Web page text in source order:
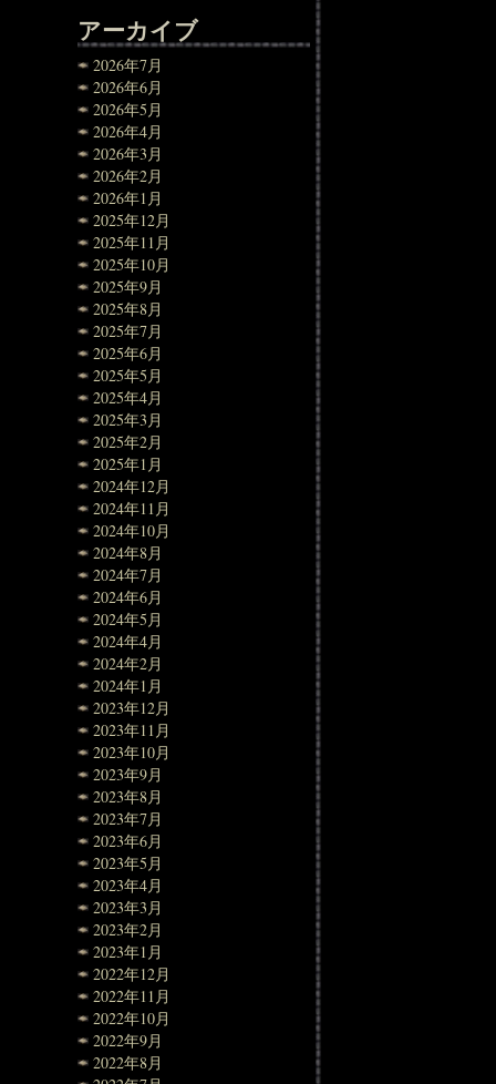
アーカイブ
2026年7月
2026年6月
2026年5月
2026年4月
2026年3月
2026年2月
2026年1月
2025年12月
2025年11月
2025年10月
2025年9月
2025年8月
2025年7月
2025年6月
2025年5月
2025年4月
2025年3月
2025年2月
2025年1月
2024年12月
2024年11月
2024年10月
2024年8月
2024年7月
2024年6月
2024年5月
2024年4月
2024年2月
2024年1月
2023年12月
2023年11月
2023年10月
2023年9月
2023年8月
2023年7月
2023年6月
2023年5月
2023年4月
2023年3月
2023年2月
2023年1月
2022年12月
2022年11月
2022年10月
2022年9月
2022年8月